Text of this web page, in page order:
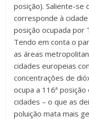
posição). Saliente-se
corresponde à
posição ocupada por
Tendo em conta o
as áreas
cidades europeias
concentrações de
ocupa a 116ª
cidades – o que as
poluição mata mais